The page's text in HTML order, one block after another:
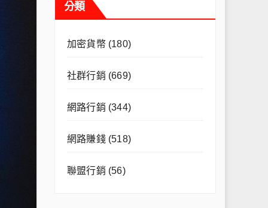
分類
加密貨幣(180)
社群行銷 (669)
網路行銷 (344)
網路賺錢(518)
聯盟行銷 (56)